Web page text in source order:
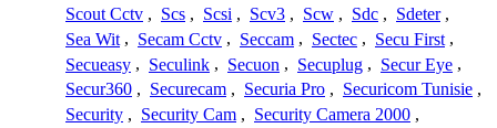
Scout Cctv , Scs , Scsi , Scv3 , Scw , Sdc , Sdeter ,
Sea Wit , Secam Cctv , Seccam , Sectec , Secu First ,
Secueasy , Seculink , Secuon , Secuplug , Secur Eye ,
Secur360 , Securecam , Securia Pro , Securicom Tunisie ,
Security , Security Cam , Security Camera 2000 ,